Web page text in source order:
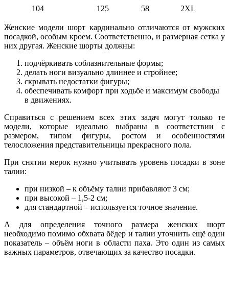
104
125 58 2XL
Женские модели шорт кардинально отличаются от мужских
посадкой, особым кроем. Соответственно, и размерная сетка у
них другая. Женские шорты должны:
подчёркивать соблазнительные формы;
делать ноги визуально длиннее и стройнее;
скрывать недостатки фигуры;
обеспечивать комфорт при ходьбе и максимум свободы
в движениях.
Справиться с решением всех этих задач могут только те
модели, которые идеально выбраны в соответствии с
размером, типом фигуры, ростом и особенностями
телосложения представительницы прекрасного пола.
При снятии мерок нужно учитывать уровень посадки в зоне
талии:
при низкой – к объёму талии прибавляют 3 см;
при высокой – 1,5-2 см;
для стандартной – используется точное значение.
А для определения точного размера женских шорт
необходимо помимо обхвата бёдер и талии уточнить ещё один
показатель – объём ноги в области паха. Это один из самых
важных параметров, отвечающих за качество посадки.